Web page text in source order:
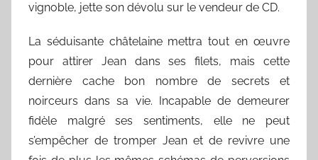
vignoble, jette son dévolu sur le vendeur de CD.
La séduisante châtelaine mettra tout en œuvre
pour attirer Jean dans ses filets, mais cette
dernière cache bon nombre de secrets et
noirceurs dans sa vie. Incapable de demeurer
fidèle malgré ses sentiments, elle ne peut
s’empêcher de tromper Jean et de revivre une